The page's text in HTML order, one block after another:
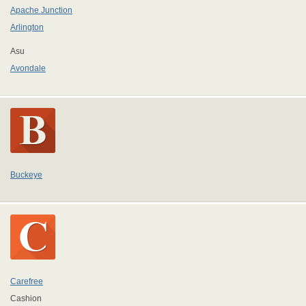
Apache Junction
Arlington
Asu
Avondale
Buckeye
Carefree
Cashion